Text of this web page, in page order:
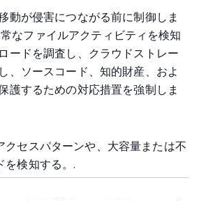
動が侵害につながる前に制御しま
なファイルアクティビティを検知
ードを調査し、クラウドストレー
、ソースコード、知的財産、およ
護するための対応措置を強制しま
クセスパターンや、大容量または不